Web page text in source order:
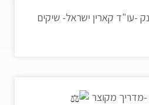
-עו"ד קארין ישראל- שיקים
-מדריך מקוצר